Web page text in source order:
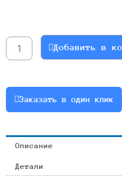
NMRV075-
100-
Добавить в
Заказать в один клик
Описание
Детали